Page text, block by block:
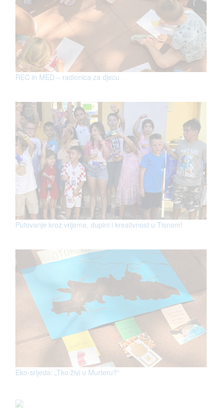
REC in MED – radionica za djecu
Putovanje kroz vrijeme, dupini i kreativnost u Tisnom!
Eko-srijeda: „Tko živi u Murteru?“